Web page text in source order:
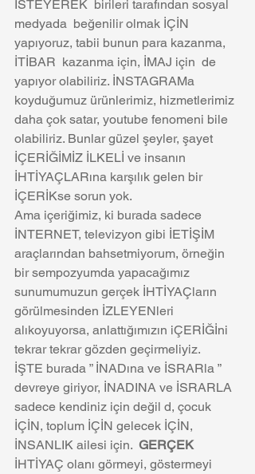
İSTEYEREK  birileri tarafından sosyal
medyada  beğenilir olmak İÇİN
yapıyoruz, tabii bunun para kazanma,
İTİBAR  kazanma için, İMAJ için  de
yapıyor olabiliriz. İNSTAGRAMa
koyduğumuz ürünlerimiz, hizmetlerimiz
daha çok satar, youtube fenomeni bile
olabiliriz. Bunlar güzel şeyler, şayet
İÇERİĞİMİZ İLKELİ ve insanın
İHTİYAÇLARına karşılık gelen bir
İÇERİKse sorun yok.
Ama içeriğimiz, ki burada sadece
İNTERNET, televizyon gibi İETİŞİM
araçlarından bahsetmiyorum, örneğin
bir sempozyumda yapacağımız
sunumumuzun gerçek İHTİYAÇların
görülmesinden İZLEYENleri
alıkoyuyorsa, anlattığımızın iÇERİĞİni
tekrar tekrar gözden geçirmeliyiz.
İŞTE burada ” İNADına ve İSRARla ”
devreye giriyor, İNADINA ve İSRARLA
sadece kendiniz için değil d, çocuk
İÇİN, toplum İÇİN gelecek İÇİN,
İNSANLIK ailesi için. GERÇEK
İHTİYAÇ olanı görmeyi, göstermeyi